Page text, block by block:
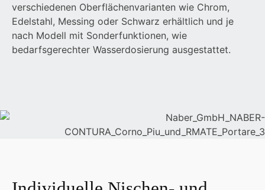
verschiedenen Oberflächenvarianten wie Chrom,
Edelstahl, Messing oder Schwarz erhältlich und je
nach Modell mit Sonderfunktionen, wie
bedarfsgerechter Wasserdosierung ausgestattet.